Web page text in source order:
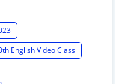
English Video Class